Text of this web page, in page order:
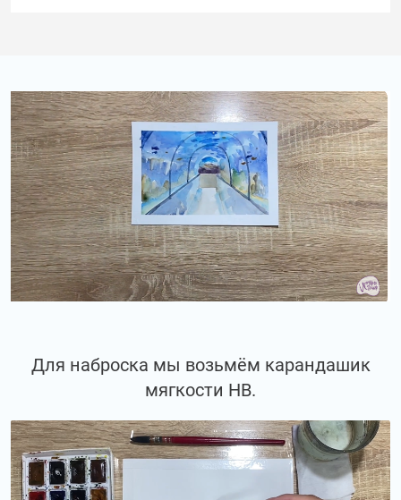
Для наброска мы возьмём карандашик
мягкости НВ.